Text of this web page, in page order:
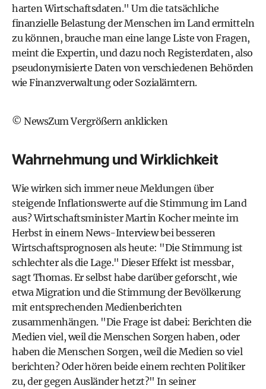
harten Wirtschaftsdaten." Um die tatsächliche
finanzielle Belastung der Menschen im Land ermitteln
zu können, brauche man eine lange Liste von Fragen,
meint die Expertin, und dazu noch Registerdaten, also
pseudonymisierte Daten von verschiedenen Behörden
wie Finanzverwaltung oder Sozialämtern.
© NewsZum Vergrößern anklicken
Wahrnehmung und Wirklichkeit
Wie wirken sich immer neue Meldungen über
steigende Inflationswerte auf die Stimmung im Land
aus? WirtschaftsministerMartin Kochermeinte im
Herbst in einem News-Interview bei besseren
Wirtschaftsprognosen als heute: "Die Stimmung ist
schlechter als die Lage." Dieser Effekt ist messbar,
sagt Thomas. Er selbst habe darüber geforscht, wie
etwa Migration und die Stimmung der Bevölkerung
mit entsprechenden Medienberichten
zusammenhängen. "Die Frage ist dabei: Berichten die
Medien viel, weil die Menschen Sorgen haben, oder
haben die Menschen Sorgen, weil die Medien so viel
berichten? Oder hören beide einem rechten Politiker
zu, der gegen Ausländer hetzt?" In seiner